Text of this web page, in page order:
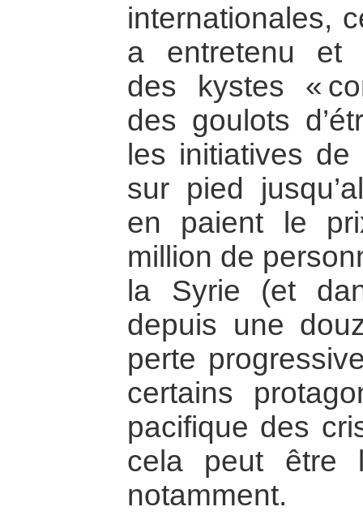
internationales,
a entretenu et
des kystes «
des goulots
les initiatives
sur pied
en paient le
million de
la Syrie (et
depuis une
perte
certains
pacifique des
cela peut être
notamment.